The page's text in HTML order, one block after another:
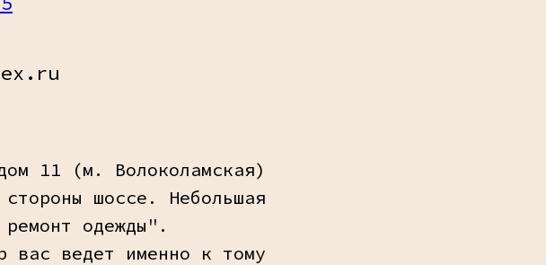
11 (м. Волоколамская)
шоссе. Небольшая
одежды".
вас ведет именно к тому